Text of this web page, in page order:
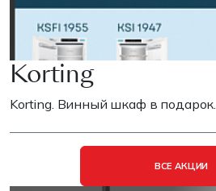
Korting
Korting. Винный шкаф в подарок.
ВСЕ АКЦИИ